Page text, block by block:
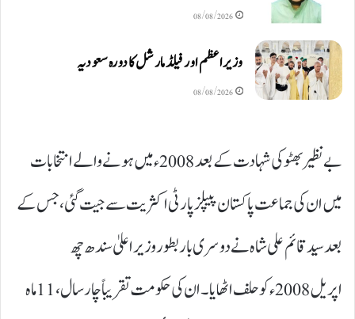
08/08/2026
وزیراعظم اور فیلڈ مارشل کا دورہ سعودیہ
08/08/2026
بے نظیر بھٹو کی شہادت کے بعد 2008ء میں ہونے والے انتخابات
میں ان کی جماعت پاکستان پیپلز پارٹی اکثریت سے جیت گئی، جس کے
بعد سید قائم علی شاہ نے دوسری بار بطور وزیراعلیٰ سندھ چھ
اپریل 2008ء کو حلف اٹھایا۔ ان کی حکومت تقریباً چار سال، 11ماہ